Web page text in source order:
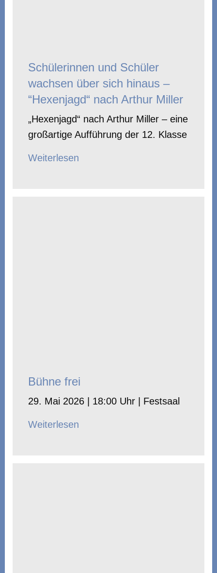
Schülerinnen und Schüler
wachsen über sich hinaus –
“Hexenjagd“ nach Arthur Miller
„Hexenjagd“ nach Arthur Miller – eine
großartige Aufführung der 12. Klasse
Weiterlesen
Bühne frei
29. Mai 2026 | 18:00 Uhr | Festsaal
Weiterlesen